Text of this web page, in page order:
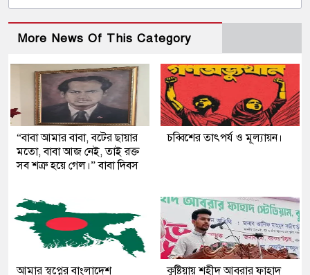
More News Of This Category
“বাবা আমার বাবা, বটের ছায়ার
মতো, বাবা আজ নেই, তাই রক্ত
সব শত্রু হয়ে গেল।” বাবা দিবস
চব্বিশের তাৎপর্য ও মূল্যায়ন।
আমার স্বপ্নের বাংলাদেশ কুষ্টিয়ায় শহীদ আবরার ফাহাদ